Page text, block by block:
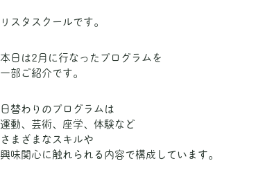
リスタスクールです。
本日は2月に行なったプログラムを
一部ご紹介です。
日替わりのプログラムは
運動、芸術、座学、体験など
さまざまなスキルや
興味関心に触れられる内容で構成しています。